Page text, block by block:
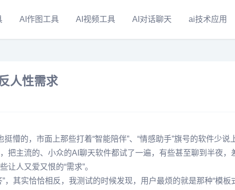
AI作图工具 AI视频工具 AI对话聊天 ai技术应用
人性需求
懵的，市面上那些打着“智能陪伴”、“情感助手”旗号的软件少说
把主流的、小众的AI聊天软件都试了一遍，有些甚至聊到半夜，
人又爱又恨的“需求”。
，其实恰恰相反，我测试的时候发现，用户最烦的就是那种“模板